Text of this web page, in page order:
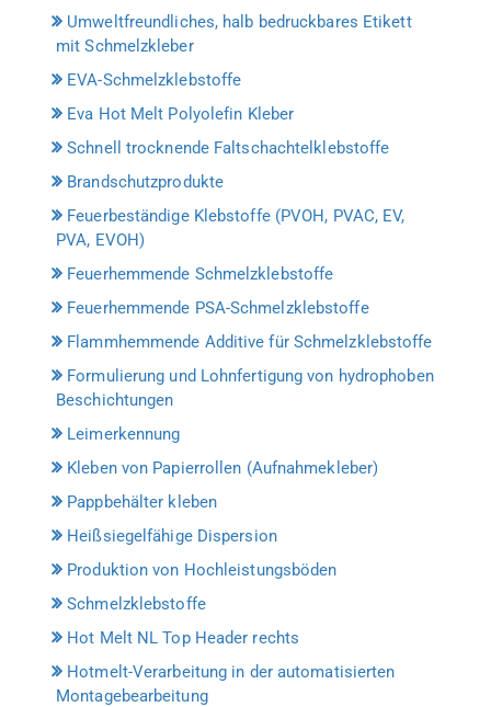
Umweltfreundliches, halb bedruckbares Etikett
mit Schmelzkleber
EVA-Schmelzklebstoffe
Eva Hot Melt Polyolefin Kleber
Schnell trocknende Faltschachtelklebstoffe
Brandschutzprodukte
Feuerbeständige Klebstoffe (PVOH, PVAC, EV,
PVA, EVOH)
Feuerhemmende Schmelzklebstoffe
Feuerhemmende PSA-Schmelzklebstoffe
Flammhemmende Additive für Schmelzklebstoffe
Formulierung und Lohnfertigung von hydrophoben
Beschichtungen
Leimerkennung
Kleben von Papierrollen (Aufnahmekleber)
Pappbehälter kleben
Heißsiegelfähige Dispersion
Produktion von Hochleistungsböden
Schmelzklebstoffe
Hot Melt NL Top Header rechts
Hotmelt-Verarbeitung in der automatisierten
Montagebearbeitung